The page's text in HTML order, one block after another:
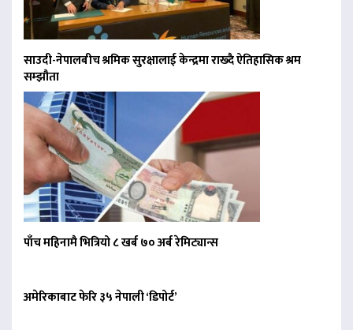
साउदी-नेपालबीच श्रमिक सुरक्षालाई केन्द्रमा राख्दै ऐतिहासिक श्रम
सम्झौता
पाँच महिनामै भित्रियो ८ खर्ब ७० अर्ब रेमिट्यान्स
अमेरिकाबाट फेरि ३५ नेपाली ‘डिपोर्ट’